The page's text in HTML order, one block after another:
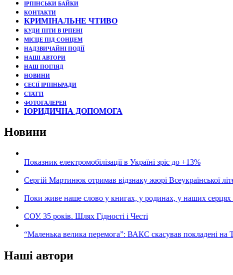
ІРПІНСЬКИ БАЙКИ
КОНТАКТИ
КРИМІНАЛЬНЕ ЧТИВО
КУДИ ПІТИ В ІРПЕНІ
МІСЦЕ ПІД СОНЦЕМ
НАДЗВИЧАЙНІ ПОДЇЇ
НАШІ АВТОРИ
НАШ ПОГЛЯД
НОВИНИ
СЕСІЇ ІРПІНЬРАДИ
СТАТТІ
ФОТОГАЛЕРЕЯ
ЮРИДИЧНА ДОПОМОГА
Новини
Показник електромобілізації в Україні зріс до +13%
Сергій Мартинюк отримав відзнаку жюрі Всеукраїнської
Поки живе наше слово у книгах, у родинах, у наших серцях
СОУ. 35 років. Шлях Гідності і Честі
“Маленька велика перемога”: ВАКС скасував покладені на
Наші автори